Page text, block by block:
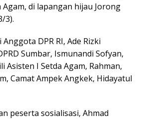
di lapangan hijau Jorong
3).
DPR RI, Ade Rizki
Sumbar, Ismunandi Sofyan,
Asisten I Setda Agam, Rahman,
Camat Ampek Angkek, Hidayatul
peserta sosialisasi, Ahmad